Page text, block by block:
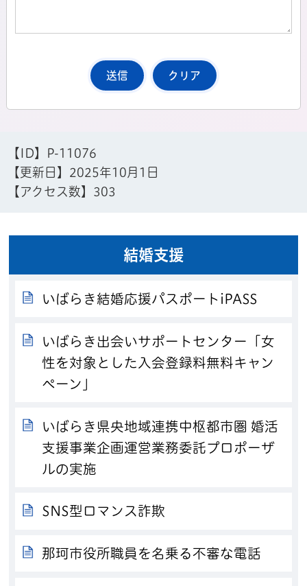
【ID】
P-11076
【更新日】 2025年10月1日
【アクセス数】 303
結婚支援
いばらき結婚応援パスポートiPASS
いばらき出会いサポートセンター「女
性を対象とした入会登録料無料キャン
ペーン」
いばらき県央地域連携中枢都市圏 婚活
支援事業企画運営業務委託プロポーザ
ルの実施
SNS型ロマンス詐欺
那珂市役所職員を名乗る不審な電話